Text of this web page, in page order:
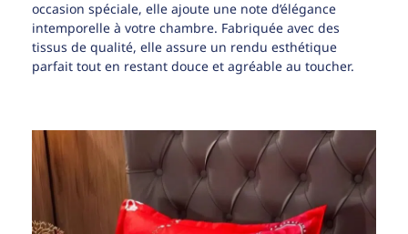
occasion spéciale, elle ajoute une note d’élégance
intemporelle à votre chambre. Fabriquée avec des
tissus de qualité, elle assure un rendu esthétique
parfait tout en restant douce et agréable au toucher.